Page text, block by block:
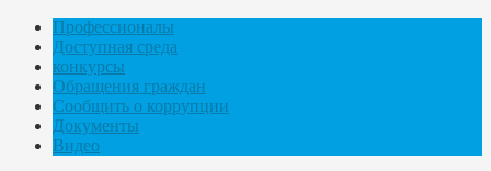
Профессионалы
Доступная среда
конкурсы
Обращения граждан
Сообщить о коррупции
Документы
Видео